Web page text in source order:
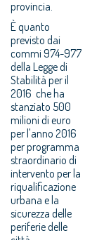
provincia.
È quanto
previsto dai
commi 974-977
della Legge di
Stabilità per il
2016 che ha
stanziato 500
milioni di euro
per l'anno 2016
per programma
straordinario di
intervento per la
riqualificazione
urbana e la
sicurezza delle
periferie delle